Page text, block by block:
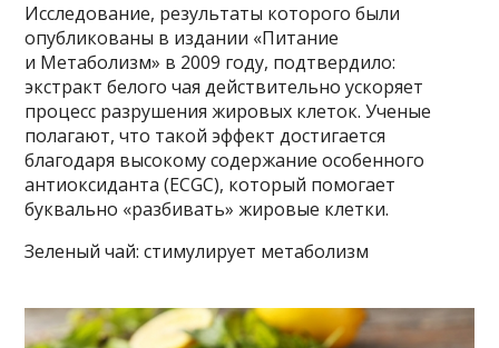
Исследование, результаты которого были
опубликованы в издании «Питание
и Метаболизм» в 2009 году, подтвердило:
экстракт белого чая действительно ускоряет
процесс разрушения жировых клеток. Ученые
полагают, что такой эффект достигается
благодаря высокому содержание особенного
антиоксиданта (ECGC), который помогает
буквально «разбивать» жировые клетки.
Зеленый чай: стимулирует метаболизм